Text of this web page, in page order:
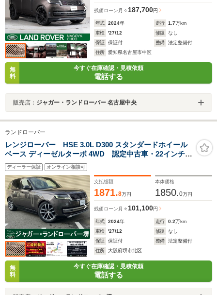
残価ローン 月々 187,700円
年式 2024年 走行 1.7万km
車検
'27/12 修復
なし
保証
保証付 整備
法定整備付
住所
愛知県名古屋市中区
無
料
今すぐ在庫確認・見積依頼
電話する
販売店： ジャガー・ランドローバー 名古屋中央
ランドローバー
レンジローバー HSE 3.0L D300 スタンダードホイール
ベース ディーゼルターボ 4WD 認定中古車・22インチサ
テンダークアロイホイール
ディーラー保証 オンライン相談可
支払総額
1871.8万円
本体価格
1850.0万円
残価ローン 月々 101,100円
年式 2024年 走行 0.2万km
車検
'27/12 修復
なし
保証
保証付 整備
法定整備付
住所
大阪府堺市北区
無
料
今すぐ在庫確認・見積依頼
電話する